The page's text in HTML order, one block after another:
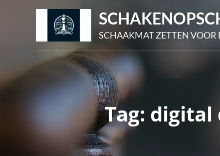
SCHAAKMAT ZETTEN
Tag: digital